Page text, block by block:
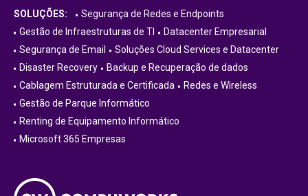
SOLUÇÕES:
Segurança de Redes e Endpoints
Gestão de Infraestruturas de TI
Datacenter Empresarial
Segurança de Email
Soluções Cloud Services e Datacenter
Disaster Recovery
Backup e Recuperação de dados
Cablagem Estruturada e Certificada
Redes e Wireless
Gestão de Parque Informático
Renting de Equipamento Informático
Microsoft 365 Empresas